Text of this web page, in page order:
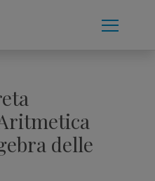
delle